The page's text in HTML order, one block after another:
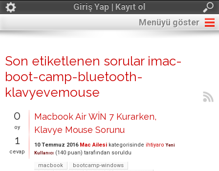
Giriş Yap | Kayıt ol
Menüyü göster
Son etiketlenen sorular imac-
boot-camp-bluetooth-
klavyevemouse
0
oy
1
cevap
Macbook Air WİN 7 Kurarken,
Klavye Mouse Sorunu
10 Temmuz 2016 Mac Ailesi kategorisinde ihtiyaro Yeni
Kullanıcı (140 puan) tarafından soruldu
macbook
bootcamp-windows